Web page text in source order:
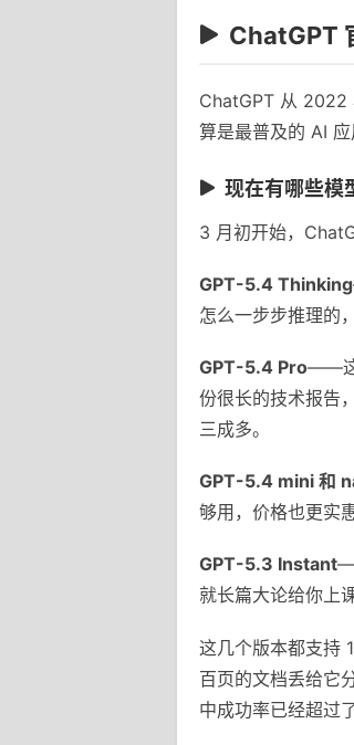
ChatGPT
ChatGPT 从 2022
算是最普及的 AI
现在有哪些模
3 月初开始，
GPT-5.4 Thinking
怎么一步步推理的
GPT-5.4 Pro——这
份很长的技术报告
三成多。
GPT-5.4 mini 和
够用，价格也更实
GPT-5.3 Instant
就长篇大论给你上
这几个版本都支持
百页的文档丢给它
中成功率已经超过